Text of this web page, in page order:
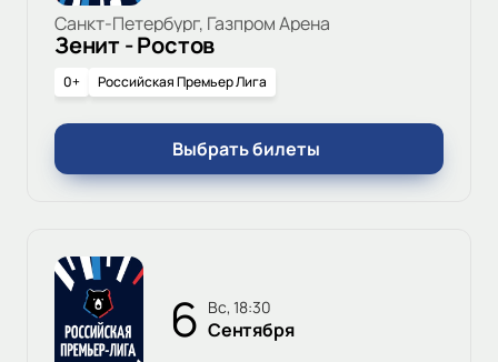
Санкт-Петербург, Газпром Арена
Зенит - Ростов
0+ Российская Премьер Лига
Выбрать билеты
6 вс, 18:30
Сентября